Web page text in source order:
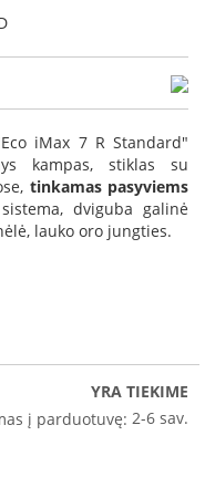
iMax 7 R Standard"
kampas, stiklas su
tinkamas pasyviems
dviguba galinė
lauko oro jungties.
YRA TIEKIME
į parduotuvę: 2-6 sav.